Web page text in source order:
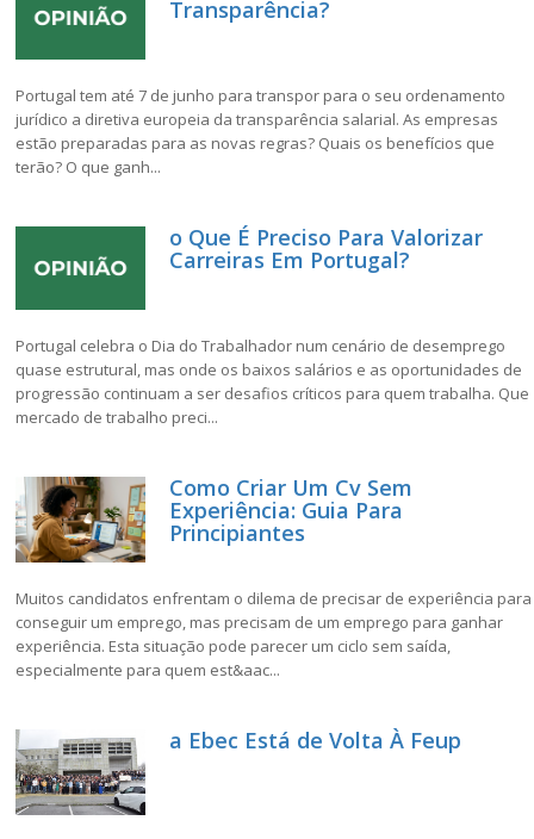
Transparência?
Portugal tem até 7 de junho para transpor para o seu ordenamento
jurídico a diretiva europeia da transparência salarial. As empresas
estão preparadas para as novas regras? Quais os benefícios que
terão? O que ganh...
o Que É Preciso Para Valorizar
Carreiras Em Portugal?
Portugal celebra o Dia do Trabalhador num cenário de desemprego
quase estrutural, mas onde os baixos salários e as oportunidades de
progressão continuam a ser desafios críticos para quem trabalha. Que
mercado de trabalho preci...
Como Criar Um Cv Sem
Experiência: Guia Para
Principiantes
Muitos candidatos enfrentam o dilema de precisar de experiência para
conseguir um emprego, mas precisam de um emprego para ganhar
experiência. Esta situação pode parecer um ciclo sem saída,
especialmente para quem est&aac...
a Ebec Está de Volta À Feup